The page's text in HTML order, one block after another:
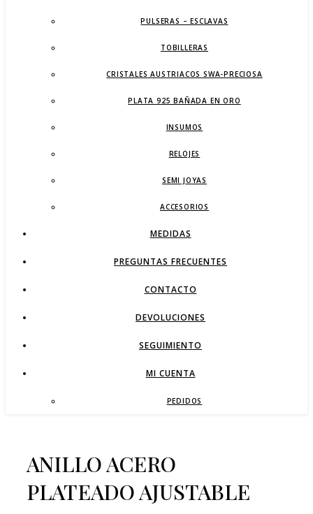
PULSERAS – ESCLAVAS
TOBILLERAS
CRISTALES AUSTRIACOS SWA-PRECIOSA
PLATA 925 BAÑADA EN ORO
INSUMOS
RELOJES
SEMI JOYAS
ACCESORIOS
MEDIDAS
PREGUNTAS FRECUENTES
CONTACTO
DEVOLUCIONES
SEGUIMIENTO
MI CUENTA
PEDIDOS
ANILLO ACERO
PLATEADO AJUSTABLE